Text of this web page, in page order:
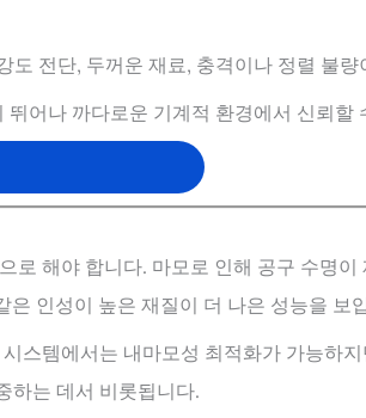
도 전단, 두꺼운 재료, 충격이나 정렬 불
어나 까다로운 기계적 환경에서 신뢰할
로 해야 합니다. 마모로 인해 공구 수명
은 인성이 높은 재질이 더 나은 성능을 보
스템에서는 내마모성 최적화가 가능하
하는 데서 비롯됩니다.